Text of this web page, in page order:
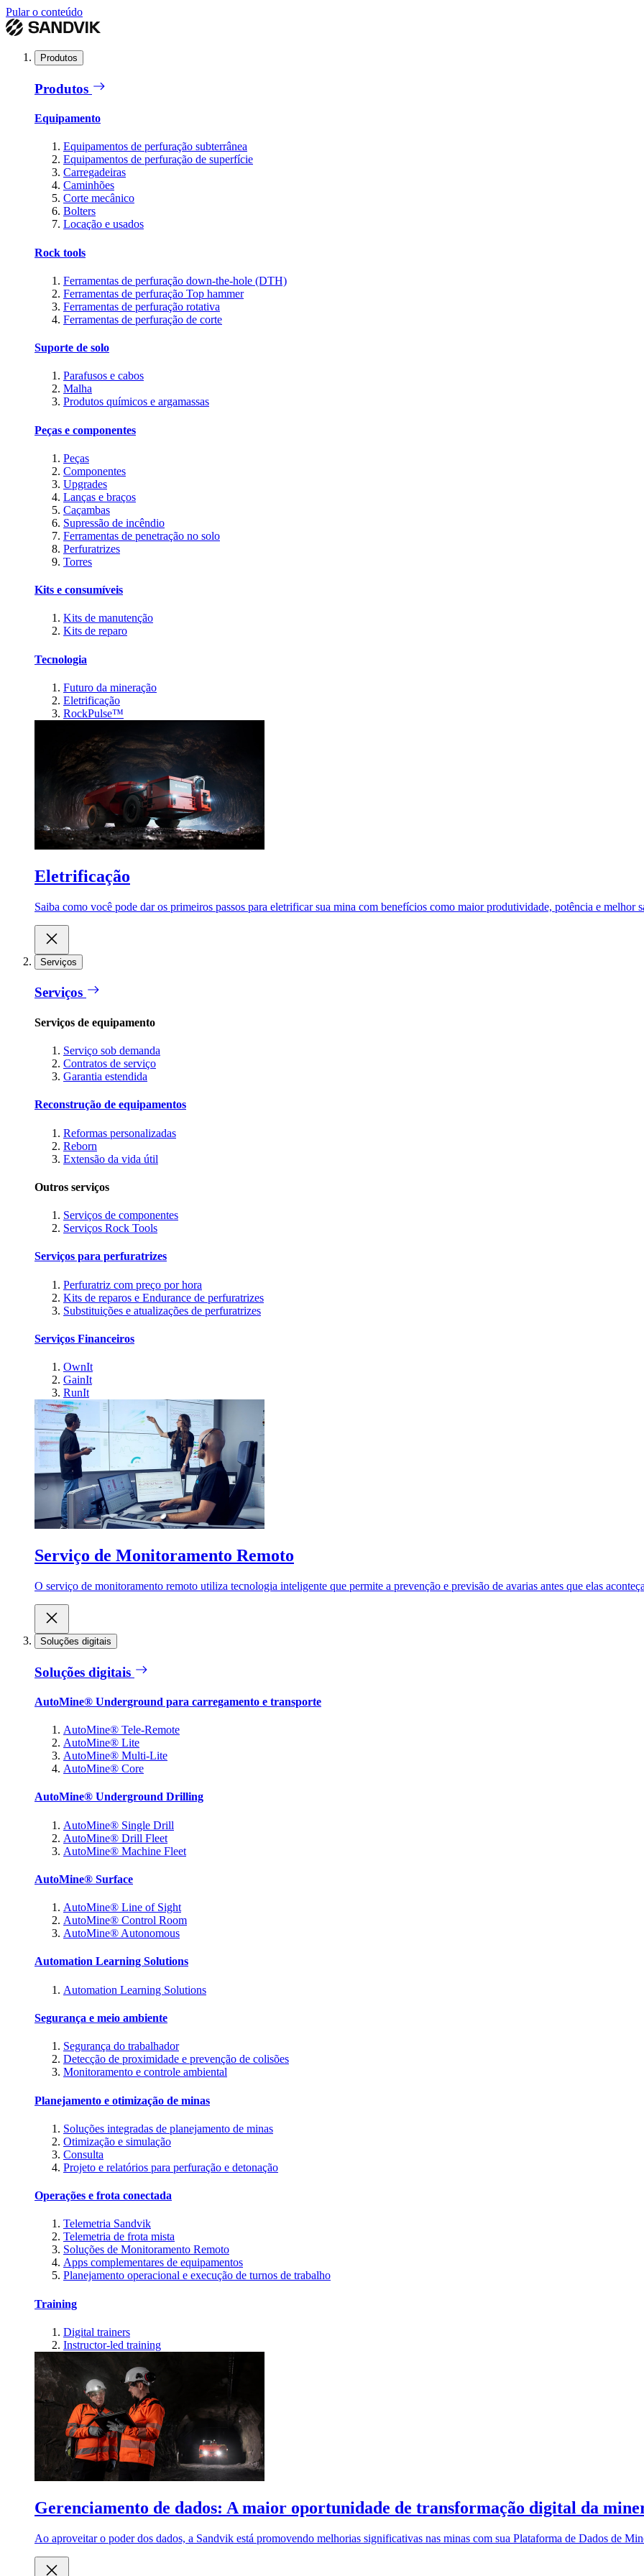
Pular o conteúdo
Produtos
Produtos
Equipamento
Equipamentos de perfuração subterrânea
Equipamentos de perfuração de superfície
Carregadeiras
Caminhões
Corte mecânico
Bolters
Locação e usados
Rock tools
Ferramentas de perfuração down-the-hole (DTH)
Ferramentas de perfuração Top hammer
Ferramentas de perfuração rotativa
Ferramentas de perfuração de corte
Suporte de solo
Parafusos e cabos
Malha
Produtos químicos e argamassas
Peças e componentes
Peças
Componentes
Upgrades
Lanças e braços
Caçambas
Supressão de incêndio
Ferramentas de penetração no solo
Perfuratrizes
Torres
Kits e consumíveis
Kits de manutenção
Kits de reparo
Tecnologia
Futuro da mineração
Eletrificação
RockPulse™
Eletrificação
Saiba como você pode dar os primeiros passos para eletrificar sua mina com benefícios como maior produtividade, potência e melhor
Serviços
Serviços
Serviços de equipamento
Serviço sob demanda
Contratos de serviço
Garantia estendida
Reconstrução de equipamentos
Reformas personalizadas
Reborn
Extensão da vida útil
Outros serviços
Serviços de componentes
Serviços Rock Tools
Serviços para perfuratrizes
Perfuratriz com preço por hora
Kits de reparos e Endurance de perfuratrizes
Substituições e atualizações de perfuratrizes
Serviços Financeiros
OwnIt
GainIt
RunIt
Serviço de Monitoramento Remoto
O serviço de monitoramento remoto utiliza tecnologia inteligente que permite a prevenção e previsão de avarias antes que elas
Soluções digitais
Soluções digitais
AutoMine® Underground para carregamento e transporte
AutoMine® Tele-Remote
AutoMine® Lite
AutoMine® Multi-Lite
AutoMine® Core
AutoMine® Underground Drilling
AutoMine® Single Drill
AutoMine® Drill Fleet
AutoMine® Machine Fleet
AutoMine® Surface
AutoMine® Line of Sight
AutoMine® Control Room
AutoMine® Autonomous
Automation Learning Solutions
Automation Learning Solutions
Segurança e meio ambiente
Segurança do trabalhador
Detecção de proximidade e prevenção de colisões
Monitoramento e controle ambiental
Planejamento e otimização de minas
Soluções integradas de planejamento de minas
Otimização e simulação
Consulta
Projeto e relatórios para perfuração e detonação
Operações e frota conectada
Telemetria Sandvik
Telemetria de frota mista
Soluções de Monitoramento Remoto
Apps complementares de equipamentos
Planejamento operacional e execução de turnos de trabalho
Training
Digital trainers
Instructor-led training
Gerenciamento de dados: A maior oportunidade de transformação digital da
Ao aproveitar o poder dos dados, a Sandvik está promovendo melhorias significativas nas minas com sua Plataforma de Dados de